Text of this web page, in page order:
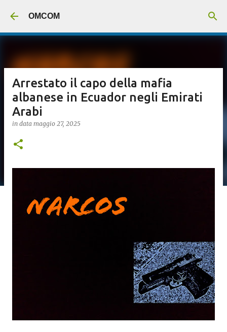
OMCOM
Arrestato il capo della mafia
albanese in Ecuador negli Emirati
Arabi
in data maggio 27, 2025